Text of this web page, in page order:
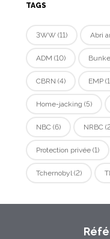
TAGS
3WW(11) Abri
ADM (10)
CBRN (4) EMP
Home-jacking (5)
NBC(6) NRBC
Protection privée(1)
Tchernobyl(2)